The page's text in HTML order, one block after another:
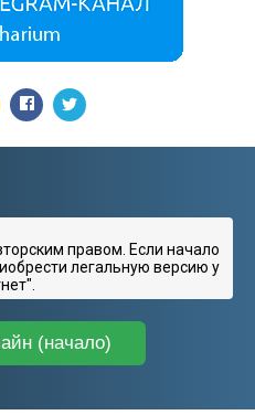
правом. Если начало
легальную версию у
(начало)